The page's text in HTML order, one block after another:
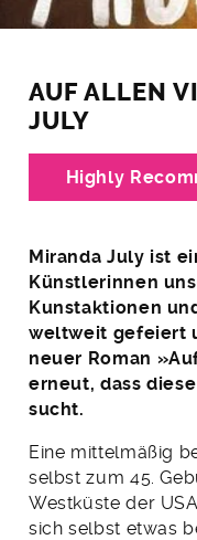
AUF ALLEN
JULY
Highly
Miranda July ist
Künstlerinnen
Kunstaktionen
weltweit gefeiert
neuer Roman
erneut, dass
sucht.
Eine mittelmäßig
selbst zum 45.
Westküste der
sich selbst etwas